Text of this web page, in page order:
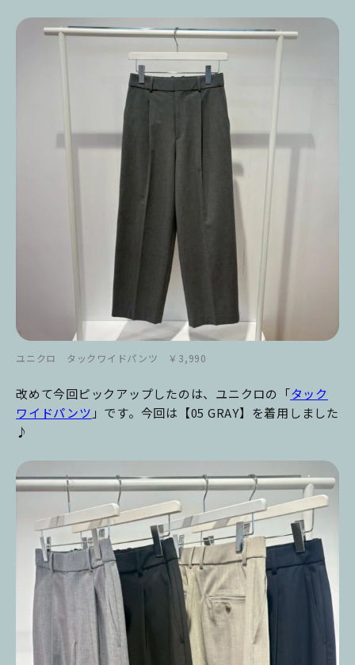
ユニクロ タックワイドパンツ ￥3,990
改めて今回ピックアップしたのは、ユニクロの「タック
ワイドパンツ 」です。今回は【05 GRAY】を着用しました
♪